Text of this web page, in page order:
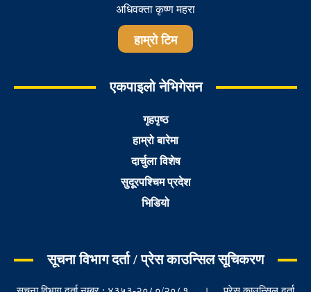
अधिवक्ता कृष्ण महरा
हाम्रो टिम
एकपाइलो नेभिगेसन
गृहपृष्ठ
हाम्रो बारेमा
दार्चुला विशेष
सुदूरपश्चिम प्रदेश
भिडियो
सूचना विभाग दर्ता / प्रेस काउन्सिल सूचिकरण